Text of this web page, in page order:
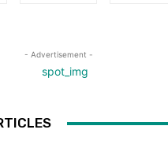
- Advertisement -